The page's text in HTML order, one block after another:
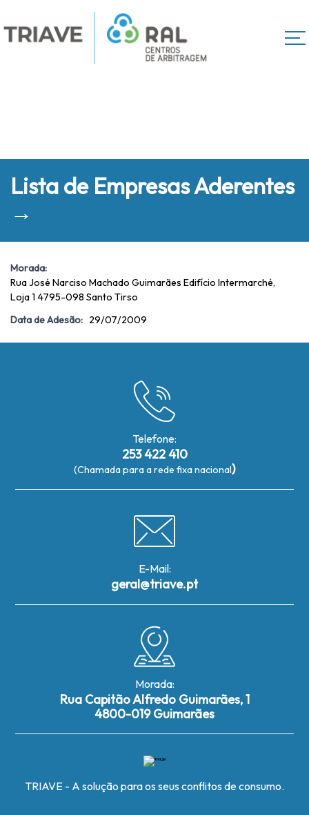
Lista de Empresas Aderentes
→
Morada:
Rua José Narciso Machado Guimarães Edifício Intermarché,
Loja 1 4795-098 Santo Tirso
Data de Adesão: 29/07/2009
Telefone:
253 422 410
(Chamada para a rede fixa nacional)
E-Mail:
geral@triave.pt
Morada:
Rua Capitão Alfredo Guimarães, 1
4800-019 Guimarães
TRIAVE - A solução para os seus conflitos de consumo.